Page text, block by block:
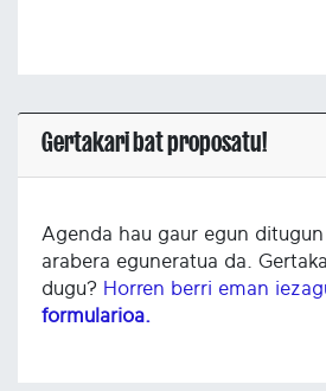
Gertakari bat proposatu!
Agenda hau gaur egun
arabera eguneratua da.
dugu? Horren berri eman
formularioa.